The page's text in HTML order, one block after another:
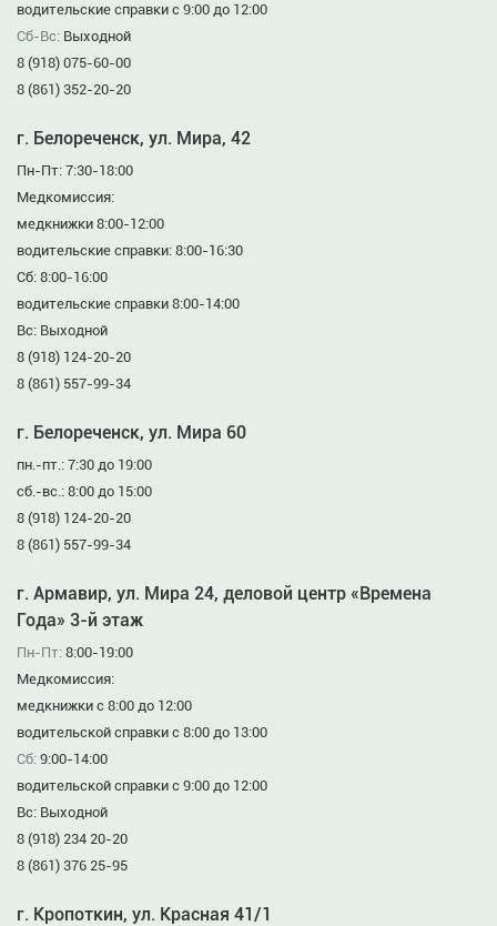
водительские справки с 9:00 до 12:00
Сб-Вс: Выходной
8 (918) 075-60-00
8 (861) 352-20-20
г. Белореченск, ул. Мира, 42
Пн-Пт: 7:30-18:00
Медкомиссия:
медкнижки 8:00-12:00
водительские справки: 8:00-16:30
Сб: 8:00-16:00
водительские справки 8:00-14:00
Вс: Выходной
8 (918) 124-20-20
8 (861) 557-99-34
г. Белореченск, ул. Мира 60
пн.-пт.: 7:30 до 19:00
сб.-вс.: 8:00 до 15:00
8 (918) 124-20-20
8 (861) 557-99-34
г. Армавир, ул. Мира 24, деловой центр «Времена
Года» 3-й этаж
Пн-Пт: 8:00-19:00
Медкомиссия:
медкнижки с 8:00 до 12:00
водительской справки с 8:00 до 13:00
Сб: 9:00-14:00
водительской справки с 9:00 до 12:00
Вс: Выходной
8 (918) 234 20-20
8 (861) 376 25-95
г. Кропоткин, ул. Красная 41/1